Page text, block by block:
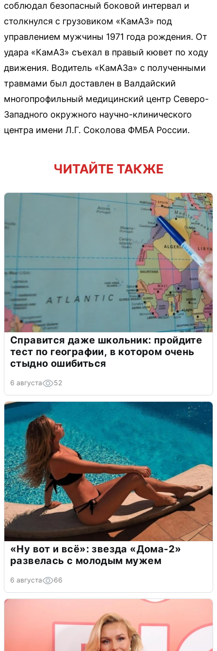
соблюдал безопасный боковой интервал и
столкнулся с грузовиком «КамАЗ» под
управлением мужчины 1971 года рождения. От
удара «КамАЗ» съехал в правый кювет по ходу
движения. Водитель «КамАЗа» с полученными
травмами был доставлен в Валдайский
многопрофильный медицинский центр Северо-
Западного окружного научно-клинического
центра имени Л.Г. Соколова ФМБА России.
ЧИТАЙТЕ ТАКЖЕ
Справится даже школьник: пройдите
тест по географии, в котором очень
стыдно ошибиться
6 августа 52
«Ну вот и всё»: звезда «Дома-2»
развелась с молодым мужем
6 августа 66